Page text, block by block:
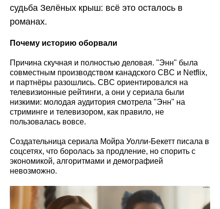
судьба Зелёных крыш: всё это осталось в
романах.
Почему историю оборвали
Причина скучная и полностью деловая. "Энн" была
совместным производством канадского CBC и Netflix,
и партнёры разошлись. CBC ориентировался на
телевизионные рейтинги, а они у сериала были
низкими: молодая аудитория смотрела "Энн" на
стриминге и телевизором, как правило, не
пользовалась вовсе.
Создательница сериала Мойра Уолли-Бекетт писала в
соцсетях, что боролась за продление, но спорить с
экономикой, алгоритмами и демографией
невозможно.